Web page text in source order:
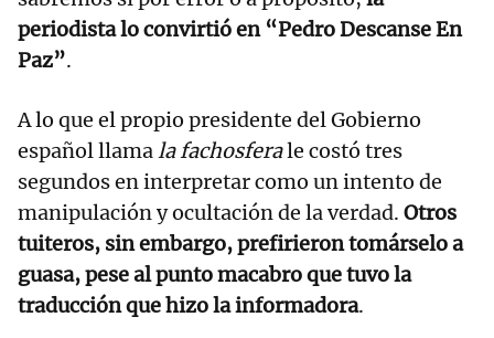
periodista lo convirtió en “Pedro Descanse En
Paz”.
A lo que el propio presidente del Gobierno
español llamala fachosferale costó tres
segundos en interpretar como un intento de
manipulación y ocultación de la verdad. Otros
tuiteros, sin embargo, prefirieron tomárselo a
guasa, pese al punto macabro que tuvo la
traducción que hizo la informadora.